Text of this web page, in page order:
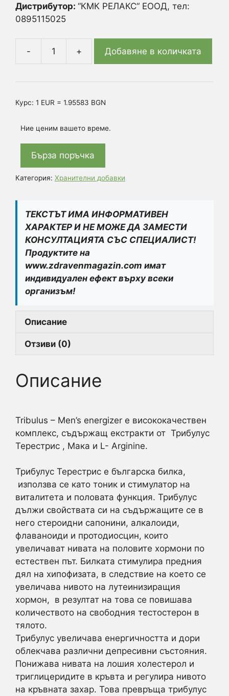
Дистрибутор: “КМК РЕЛАКС“ ЕООД, тел:
0895115025
количество
Бабини
(Tribulus
Мака,
L-
аргинин,
глицинат
капсули
Добавяне в количката
Курс: 1 EUR = 1.95583 BGN
Ние ценим вашето време.
Бърза поръчка
Категория: Хранителни добавки
ТЕКСТЪТ ИМА ИНФОРМАТИВЕН
ХАРАКТЕР И НЕ МОЖЕ ДА ЗАМЕСТИ
КОНСУЛТАЦИЯТА СЪС СПЕЦИАЛИСТ!
Продуктите на
www.zdravenmagazin.com имат
индивидуален ефект върху всеки
организъм!
Описание
Отзиви (0)
Описание
Tribulus – Men’s energizer е висококачествен
комплекс, съдържащ екстракти от Трибулус
Терестрис , Мака и L- Arginine.
Трибулус Терестрис е българска билка,
използва се като тоник и стимулатор на
виталитета и половата функция. Трибулус
дължи свойствата си на съдържащите се в
него стероидни сапонини, алкалоиди,
флаваноиди и протодиосцин, които
увеличават нивата на половите хормони по
естествен път. Билката стимулира предния
дял на хипофизата, в следствие на което се
увеличава нивото на лутеинизиращия
хормон, в резултат на това се повишава
количеството на свободния тестостерон в
тялото.
Трибулус увеличава енергичността и дори
облекчава различни депресивни състояния.
Понижава нивата на лошия холестерол и
триглицеридите в кръвта и регулира нивото
на кръвната захар. Това превръща трибулус